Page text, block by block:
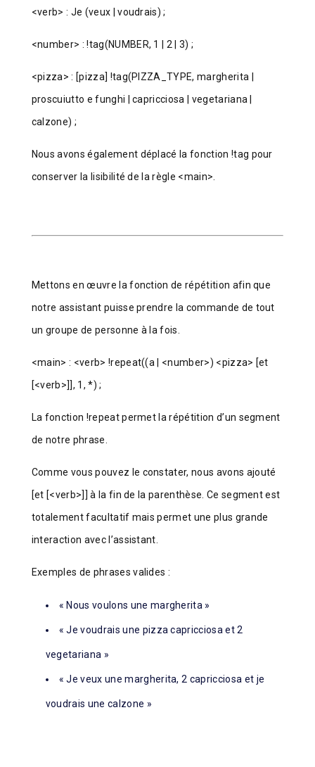
<verb> : Je (veux | voudrais) ;
<number> : !tag(NUMBER, 1 | 2 | 3) ;
<pizza> : [pizza] !tag(PIZZA_TYPE, margherita |
proscuiutto e funghi | capricciosa | vegetariana |
calzone) ;
Nous avons également déplacé la fonction !tag pour
conserver la lisibilité de la règle <main>.
Mettons en œuvre la fonction de répétition afin que
notre assistant puisse prendre la commande de tout
un groupe de personne à la fois.
<main> : <verb> !repeat((a | <number>) <pizza> [et
[<verb>]], 1, *) ;
La fonction !repeat permet la répétition d’un segment
de notre phrase.
Comme vous pouvez le constater, nous avons ajouté
[et [<verb>]] à la fin de la parenthèse. Ce segment est
totalement facultatif mais permet une plus grande
interaction avec l’assistant.
Exemples de phrases valides :
« Nous voulons une margherita »
« Je voudrais une pizza capricciosa et 2
vegetariana »
« Je veux une margherita, 2 capricciosa et je
voudrais une calzone »